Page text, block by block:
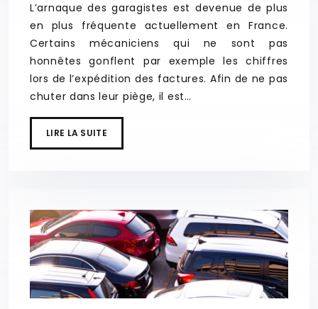
L’arnaque des garagistes est devenue de plus
en plus fréquente actuellement en France.
Certains mécaniciens qui ne sont pas
honnêtes gonflent par exemple les chiffres
lors de l’expédition des factures. Afin de ne pas
chuter dans leur piège, il est…
LIRE LA SUITE